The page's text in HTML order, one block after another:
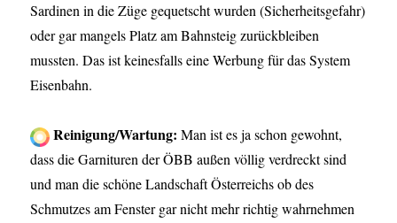
Sardinen in die Züge gequetscht wurden (Sicherheitsgefahr)
oder gar mangels Platz am Bahnsteig zurückbleiben
mussten. Das ist keinesfalls eine Werbung für das System
Eisenbahn.
Reinigung/Wartung: Man ist es ja schon gewohnt,
dass die Garnituren der ÖBB außen völlig verdreckt sind
und man die schöne Landschaft Österreichs ob des
Schmutzes am Fenster gar nicht mehr richtig wahrnehmen